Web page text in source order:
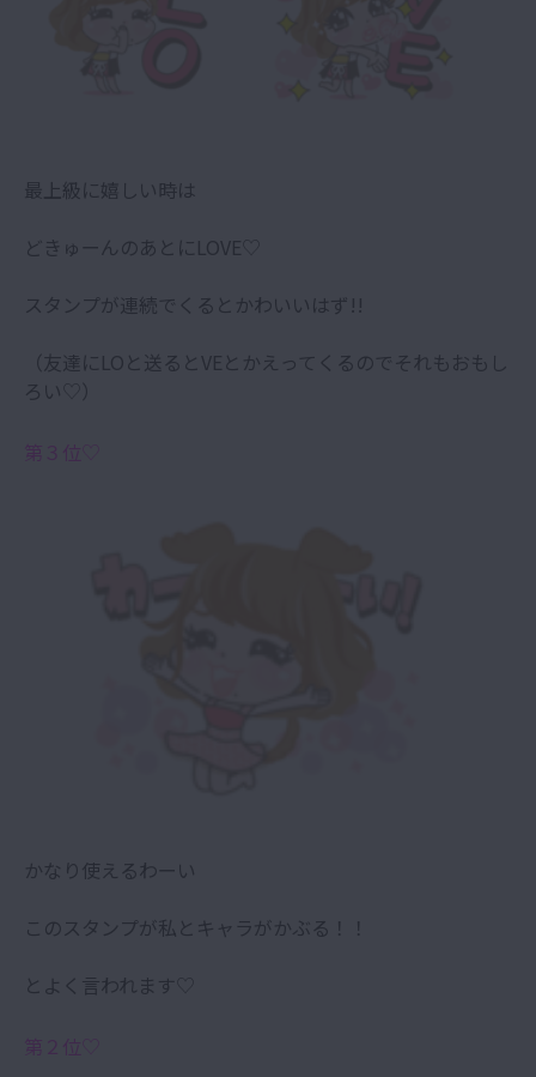
最上級に嬉しい時は
どきゅーんのあとにLOVE♡
スタンプが連続でくるとかわいいはず!!
（友達にLOと送るとVEとかえってくるのでそれもおもし
ろい♡）
第３位♡
かなり使えるわーい
このスタンプが私とキャラがかぶる！！
とよく言われます♡
第２位♡